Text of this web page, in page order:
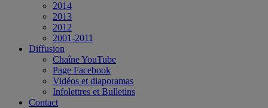
2014
2013
2012
2001-2011
Diffusion
Chaîne YouTube
Page Facebook
Vidéos et diaporamas
Infolettres et Bulletins
Contact